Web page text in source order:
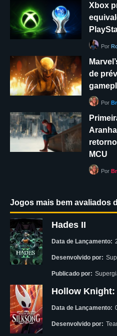
Xbox
Por
de
Por
MCU
Por
Jogos mais bem avaliados
Hades II
Data de Lançamento:
Desenvolvido por:
Publicado por:
Hollow
Data de Lançamento:
Desenvolvido por: